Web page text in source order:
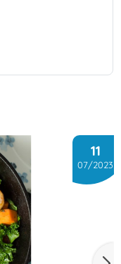
11
07/2023